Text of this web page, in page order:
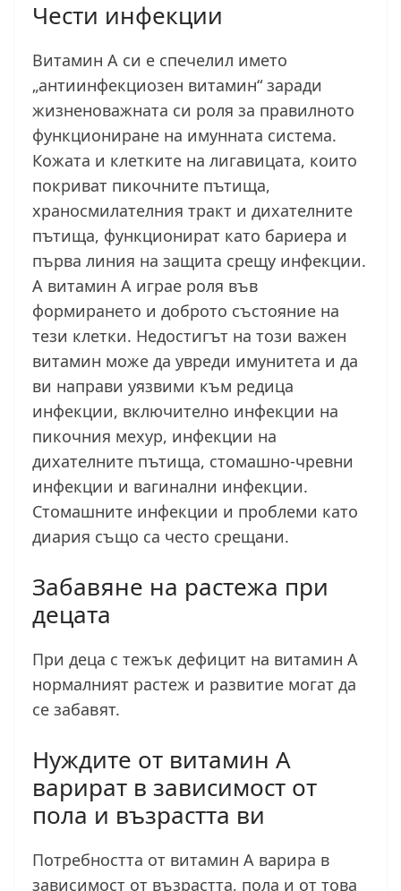
Чести инфекции
Витамин А си е спечелил името
„антиинфекциозен витамин“ заради
жизненоважната си роля за правилното
функциониране на имунната система.
Кожата и клетките на лигавицата, които
покриват пикочните пътища,
храносмилателния тракт и дихателните
пътища, функционират като бариера и
първа линия на защита срещу инфекции.
А витамин А играе роля във
формирането и доброто състояние на
тези клетки. Недостигът на този важен
витамин може да увреди имунитета и да
ви направи уязвими към редица
инфекции, включително инфекции на
пикочния мехур, инфекции на
дихателните пътища, стомашно-чревни
инфекции и вагинални инфекции.
Стомашните инфекции и проблеми като
диария също са често срещани.
Забавяне на растежа при
децата
При деца с тежък дефицит на витамин А
нормалният растеж и развитие могат да
се забавят.
Нуждите от витамин А
варират в зависимост от
пола и възрастта ви
Потребността от витамин А варира в
зависимост от възрастта, пола и от това